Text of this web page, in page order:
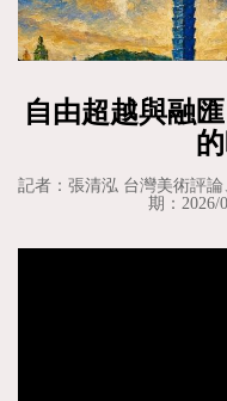
自由超越與融
記者：張清泓 台灣美術評
期：2026/